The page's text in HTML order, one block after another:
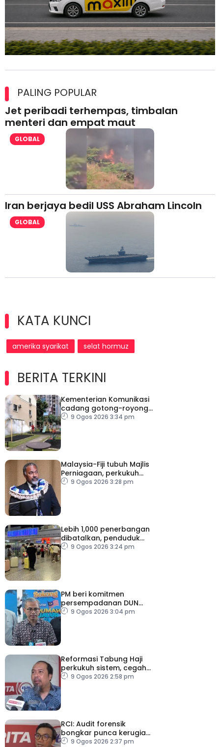
lesen separuh pertama 2026
PALING POPULAR
Jet peribadi terhempas, timbalan
menteri dan empat maut
GLOBAL
Iran berjaya bedil USS Abraham Lincoln
GLOBAL
KATA KUNCI
amerika syarikat selat hormuz
BERITA TERKINI
Kementerian Komunikasi
cadang gotong-royong
mega perangi denggi
9 Ogos 2026 3:34 pm
Malaysia-Fiji tubuh Majlis
Perniagaan, perkukuh
kerjasama ekonomi
9 Ogos 2026 3:28 pm
Lebih 1,000 penerbangan
dibatalkan, penduduk
dipindahkan persediaan
9 Ogos 2026 3:24 pm
PM beri komitmen
persempadanan DUN
Sarawak, minta laporan
9 Ogos 2026 3:04 pm
Reformasi Tabung Haji
perkukuh sistem, cegah
kesilapan berulang
9 Ogos 2026 2:58 pm
RCI: Audit forensik
bongkar punca kerugian,
kelemahan tadbir urus TH
9 Ogos 2026 2:37 pm